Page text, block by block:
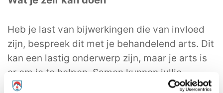
Heb je last van bijwerkingen die van invloed
zijn, bespreek dit met je behandelend arts. Dit
kan een lastig onderwerp zijn, maar je arts is
er om je te helpen. Samen kunnen jullie
zoeken naar een mogelijke oplossing.